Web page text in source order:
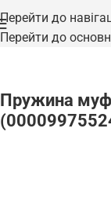
Перейти до
Перейти до
Головна /Запчастини
Пружина